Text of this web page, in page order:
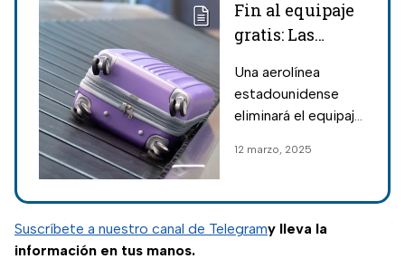
Fin al equipaje
gratis: Las
para
documentar en
aerolínea
Una aerolínea
estadounidense
eliminará el equipaje
gratuito y aplicará
partir del 28 de
mayo; quiénes
12 marzo, 2025
Suscríbete a nuestro canal de Telegramy lleva la
información en tus manos.